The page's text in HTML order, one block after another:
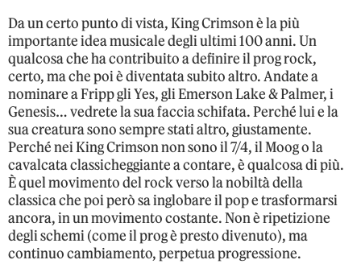
Da un certo punto di vista, King Crimson è la più
importante idea musicale degli ultimi 100 anni. Un
qualcosa che ha contribuito a definire il prog rock,
certo, ma che poi è diventata subito altro. Andate a
nominare a Fripp gli Yes, gli Emerson Lake & Palmer, i
Genesis… vedrete la sua faccia schifata. Perché lui e la
sua creatura sono sempre stati altro, giustamente.
Perché nei King Crimson non sono il 7/4, il Moog o la
cavalcata classicheggiante a contare, è qualcosa di più.
È quel movimento del rock verso la nobiltà della
classica che poi però sa inglobare il pop e trasformarsi
ancora, in un movimento costante. Non è ripetizione
degli schemi (come il prog è presto divenuto), ma
continuo cambiamento, perpetua progressione.